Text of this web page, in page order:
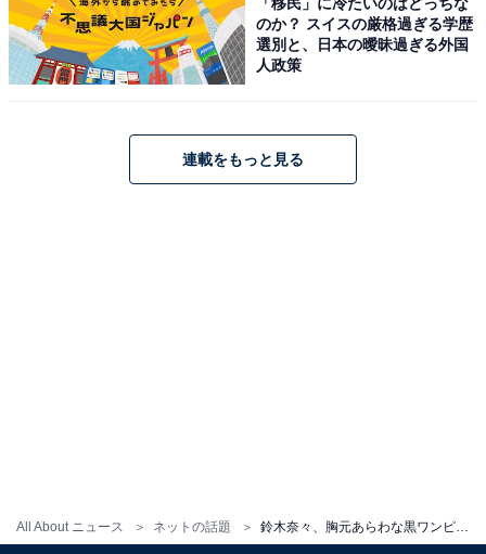
All About ニュース ネットの話題
のか？ スイスの厳格過ぎる学歴
選別と、日本の曖昧過ぎる外国
人政策
連載をもっと見る